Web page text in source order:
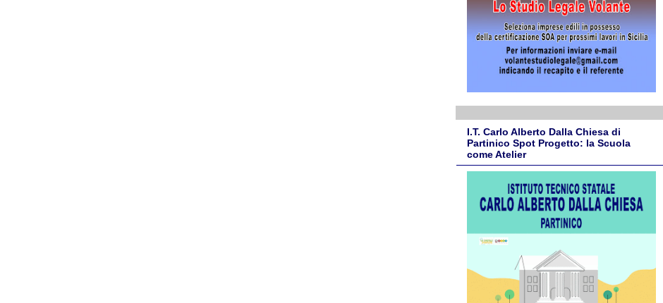
I.T. Carlo Alberto Dalla Chiesa di
Partinico Spot Progetto: la Scuola
come Atelier